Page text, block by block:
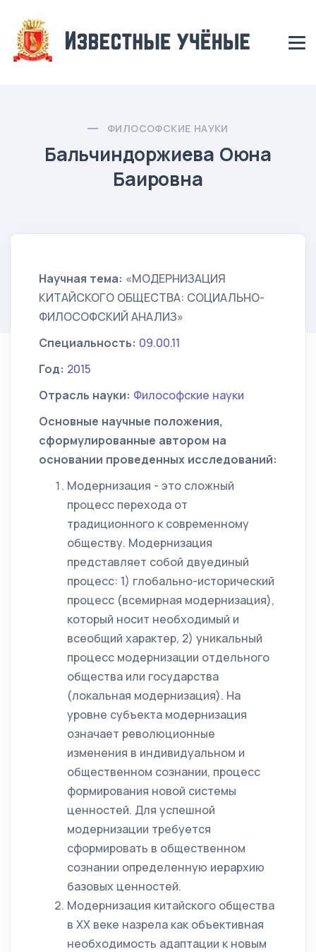
ФИЛОСОФСКИЕ НАУКИ
Бальчиндоржиева Оюна
Баировна
Научная тема: «МОДЕРНИЗАЦИЯ
КИТАЙСКОГО ОБЩЕСТВА: СОЦИАЛЬНО-
ФИЛОСОФСКИЙ АНАЛИЗ»
Специальность: 09.00.11
Год: 2015
Отрасль науки: Философские науки
Основные научные положения,
сформулированные автором на
основании проведенных исследований:
Модернизация - это сложный
процесс перехода от
традиционного к современному
обществу. Модернизация
представляет собой двуединый
процесс: 1) глобально-исторический
процесс (всемирная модернизация),
который носит необходимый и
всеобщий характер, 2) уникальный
процесс модернизации отдельного
общества или государства
(локальная модернизация). На
уровне субъекта модернизация
означает революционные
изменения в индивидуальном и
общественном сознании, процесс
формирования новой системы
ценностей. Для успешной
модернизации требуется
сформировать в общественном
сознании определенную иерархию
базовых ценностей.
Модернизация китайского общества
в XX веке назрела как объективная
необходимость адаптации к новым